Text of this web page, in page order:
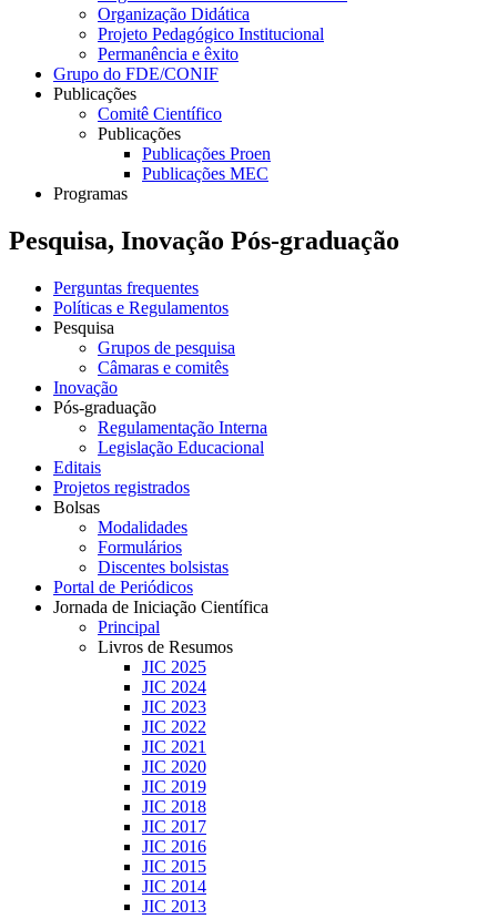
Organização Didática
Projeto Pedagógico Institucional
Permanência e êxito
Grupo do FDE/CONIF
Publicações
Comitê Científico
Publicações
Publicações Proen
Publicações MEC
Programas
Pesquisa, Inovação Pós-graduação
Perguntas frequentes
Políticas e Regulamentos
Pesquisa
Grupos de pesquisa
Câmaras e comitês
Inovação
Pós-graduação
Regulamentação Interna
Legislação Educacional
Editais
Projetos registrados
Bolsas
Modalidades
Formulários
Discentes bolsistas
Portal de Periódicos
Jornada de Iniciação Científica
Principal
Livros de Resumos
JIC 2025
JIC 2024
JIC 2023
JIC 2022
JIC 2021
JIC 2020
JIC 2019
JIC 2018
JIC 2017
JIC 2016
JIC 2015
JIC 2014
JIC 2013